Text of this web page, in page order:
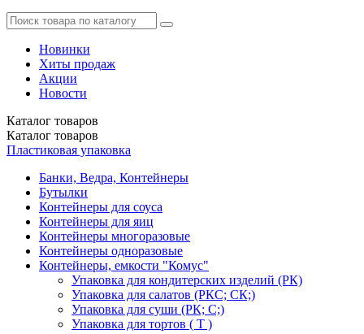
Новинки
Хиты продаж
Акции
Новости
Каталог товаров
Каталог товаров
Пластиковая упаковка
Банки, Ведра, Контейнеры
Бутылки
Контейнеры для соуса
Контейнеры для яиц
Контейнеры многоразовые
Контейнеры одноразовые
Контейнеры, емкости "Комус"
Упаковка для кондитерских изделий (РК)
Упаковка для салатов (РКС; СК;)
Упаковка для суши (РК; С;)
Упаковка для тортов ( Т )